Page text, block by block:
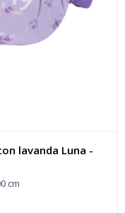
lavanda Luna -
cm